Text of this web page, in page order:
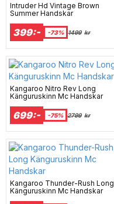
Intruder Hd Vintage Brown
Summer Handskar
399:- -73% 1499 kr
Kangaroo Nitro Rev Long
Känguruskinn Mc Handskar
699:- -75% 2799 kr
Kangaroo Thunder-Rush Long
Känguruskinn Mc Handskar